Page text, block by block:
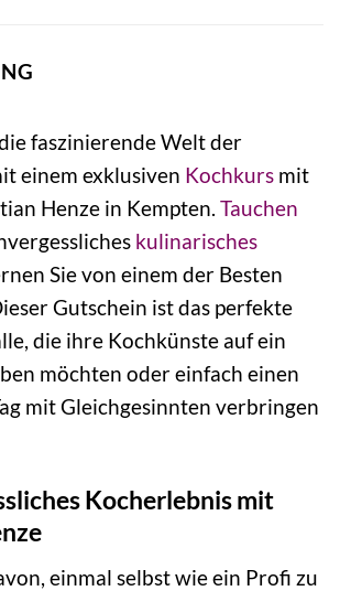
faszinierende Welt der
einem exklusiven Kochkurs mit
Henze in Kempten. Tauchen
kulinarisches
Sie von einem der Besten
Gutschein ist das perfekte
die ihre Kochkünste auf ein
möchten oder einfach einen
mit Gleichgesinnten verbringen
Kocherlebnis mit
einmal selbst wie ein Profi zu